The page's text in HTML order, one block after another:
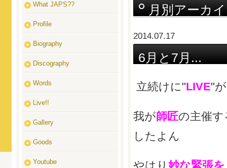
月別アーカ
2014.07.17
6月と7月...
立続けに"LIVE"
我が師匠の主催す
したよん
やはり 妙な緊張
What JAPS??
Profile
Biography
Discography
Words
Live!!
Gallery
Goods
Youtube